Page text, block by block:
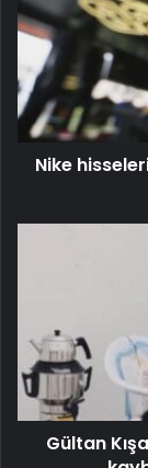
Nike
Gültan